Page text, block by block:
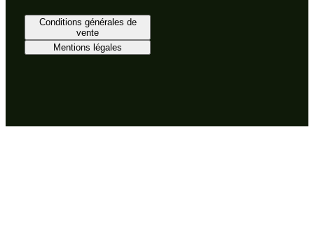
Conditions générales de
vente
Mentions légales